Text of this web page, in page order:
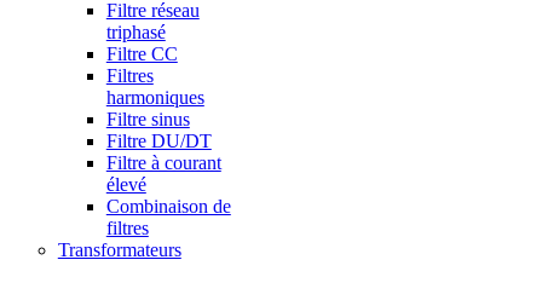
Filtre réseau
triphasé
Filtre CC
Filtres
harmoniques
Filtre sinus
Filtre DU/DT
Filtre à courant
élevé
Combinaison de
filtres
Transformateurs